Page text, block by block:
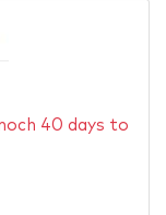
40 days to